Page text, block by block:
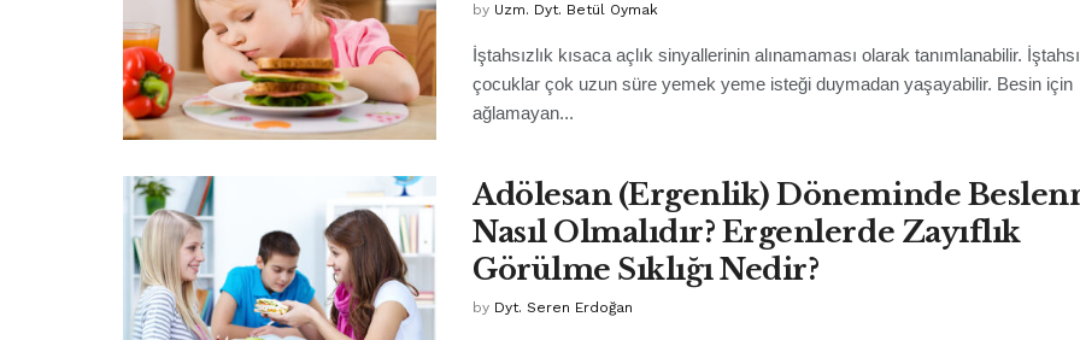
by Uzm. Dyt. Betül Oymak
İştahsızlık kısaca açlık sinyallerinin alınamaması olarak tanımlanabilir.
çocuklar çok uzun süre yemek yeme isteği duymadan yaşayabilir. Besin için
ağlamayan...
Adölesan (Ergenlik) Döneminde
Nasıl Olmalıdır? Ergenlerde Zayıflık
Görülme Sıklığı Nedir?
by Dyt. Seren Erdoğan